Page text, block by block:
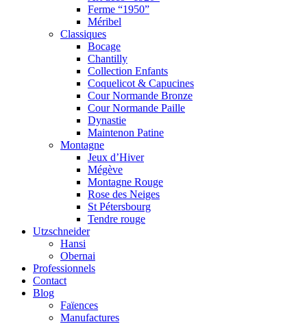
Ferme “1950”
Méribel
Classiques
Bocage
Chantilly
Collection Enfants
Coquelicot & Capucines
Cour Normande Bronze
Cour Normande Paille
Dynastie
Maintenon Patine
Montagne
Jeux d’Hiver
Mégève
Montagne Rouge
Rose des Neiges
St Pétersbourg
Tendre rouge
Utzschneider
Hansi
Obernai
Professionnels
Contact
Blog
Faïences
Manufactures